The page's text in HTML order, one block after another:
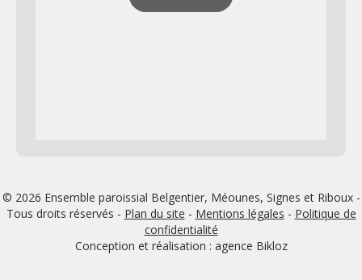
© 2026 Ensemble paroissial Belgentier, Méounes, Signes et Riboux -
Tous droits réservés - Plan du site - Mentions légales - Politique de
confidentialité
Conception et réalisation : agence Bikloz